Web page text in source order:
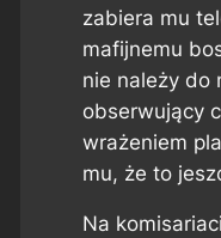
zabiera mu
mafijnemu
nie należy do
obserwujący
wrażeniem
mu, że to
Na